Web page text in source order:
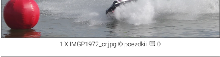
1 X IMGP1972_cr.jpg © poezdkii  0